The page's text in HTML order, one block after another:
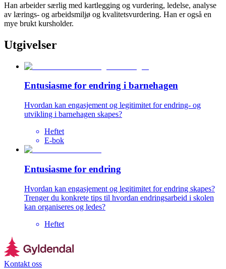
Han arbeider særlig med kartlegging og vurdering, ledelse, analyse
av lærings- og arbeidsmiljø og kvalitetsvurdering. Han er også en
mye brukt kursholder.
Utgivelser
Entusiasme for endring i barnehagen
Hvordan kan engasjement og legitimitet for endring- og
utvikling i barnehagen skapes?
Heftet
E-bok
Entusiasme for endring
Hvordan kan engasjement og legitimitet for endring skapes?
Trenger du konkrete tips til hvordan endringsarbeid i skolen
kan organiseres og ledes?
Heftet
Kontakt oss